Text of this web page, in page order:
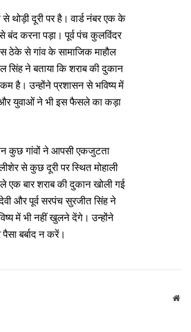
दूरी पर है। वार्ड नंबर एक के
बंद करना पड़ा। पूर्व पंच कुलविंदर
ठेके से गांव के सामाजिक माहौल
सिंह ने बताया कि शराब की दुकान
है। उन्होंने प्रशासन से भविष्य में
और युवाओं ने भी इस फैसले का कड़ा
कुछ गांवों ने आपसी एकजुटता
से कुछ दूरी पर स्थित मोहाली
एक बार शराब की दुकान खोली गई
और पूर्व सरपंच सुरजीत सिंह ने
में भी नहीं खुलने देंगे। उन्होंने
बर्बाद न करें।